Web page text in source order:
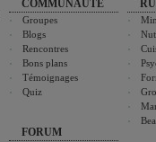
COMMUNAUTÉ
Groupes
Blogs
Rencontres
Bons plans
Témoignages
Quiz
FORUM